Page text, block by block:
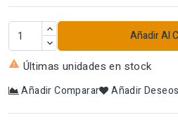
Añadir Al
 Últimas unidades en stock
Añadir Comparar Añadir Deseos